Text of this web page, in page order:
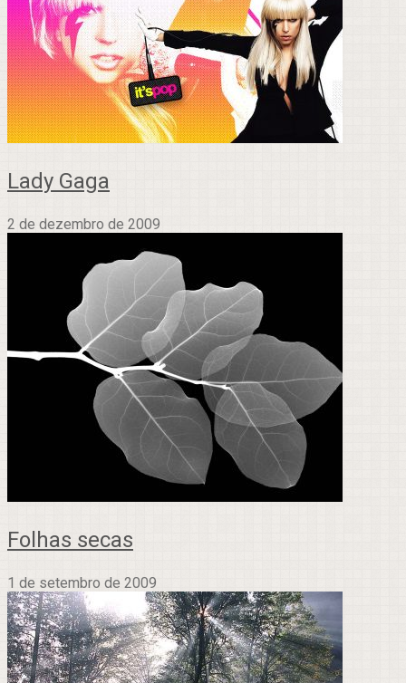
Lady Gaga
2 de dezembro de 2009
Folhas secas
1 de setembro de 2009